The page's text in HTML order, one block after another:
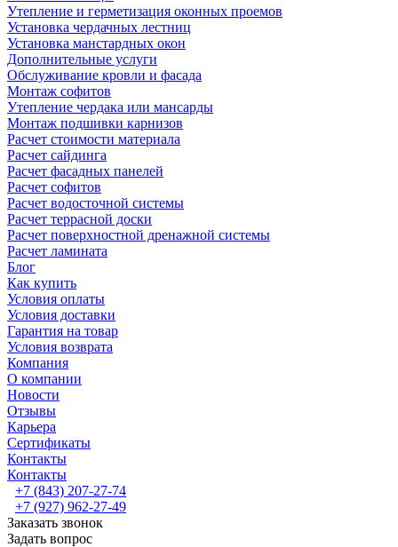
Утепление и герметизация оконных проемов
Установка чердачных лестниц
Установка манстардных окон
Дополнительные услуги
Обслуживание кровли и фасада
Монтаж софитов
Утепление чердака или мансарды
Монтаж подшивки карнизов
Расчет стоимости материала
Расчет сайдинга
Расчет фасадных панелей
Расчет софитов
Расчет водосточной системы
Расчет террасной доски
Расчет поверхностной дренажной системы
Расчет ламината
Блог
Как купить
Условия оплаты
Условия доставки
Гарантия на товар
Условия возврата
Компания
О компании
Новости
Отзывы
Карьера
Сертификаты
Контакты
Контакты
+7 (843) 207-27-74
+7 (927) 962-27-49
Заказать звонок
Задать вопрос